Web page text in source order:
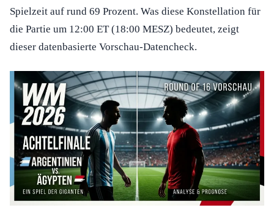
Spielzeit auf rund 69 Prozent. Was diese Konstellation für
die Partie um 12:00 ET (18:00 MESZ) bedeutet, zeigt
dieser datenbasierte Vorschau-Datencheck.